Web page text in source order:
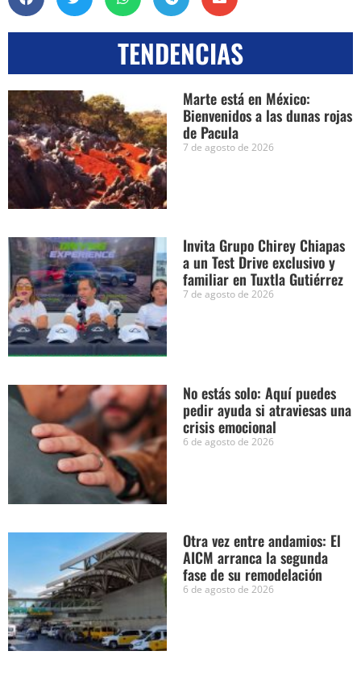
TENDENCIAS
Marte está en México:
Bienvenidos a las dunas rojas
de Pacula
7 de agosto de 2026
Invita Grupo Chirey Chiapas
a un Test Drive exclusivo y
familiar en Tuxtla Gutiérrez
7 de agosto de 2026
No estás solo: Aquí puedes
pedir ayuda si atraviesas una
crisis emocional
6 de agosto de 2026
Otra vez entre andamios: El
AICM arranca la segunda
fase de su remodelación
6 de agosto de 2026